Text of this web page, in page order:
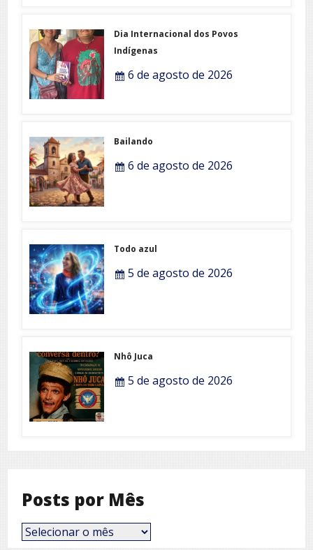
Dia Internacional dos Povos
Indígenas
6 de agosto de 2026
Bailando
6 de agosto de 2026
Todo azul
5 de agosto de 2026
Nhô Juca
5 de agosto de 2026
Posts por Mês
Posts
por